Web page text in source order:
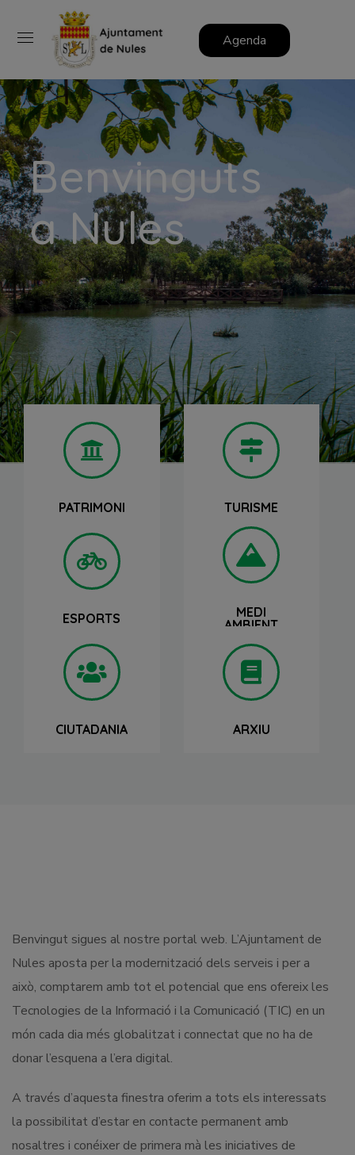
Agenda
Benvinguts
a Nules
PATRIMONI
ACCEDIR
TURISME
ACCEDIR
ESPORTS
ACCEDIR
MEDI
AMBIENT
ACCEDIR
CIUTADANIA
ACCEDIR
ARXIU
ACCEDIR
Benvingut sigues al nostre portal web. L’Ajuntament de
Nules aposta per la modernització dels serveis i per a
això, comptarem amb tot el potencial que ens ofereix les
Tecnologies de la Informació i la Comunicació (TIC) en un
món cada dia més globalitzat i connectat que no ha de
donar l’esquena a l’era digital.
A través d’aquesta finestra oferim a tots els interessats
la possibilitat d’estar en contacte permanent amb
nosaltres i conéixer de primera mà les iniciatives de